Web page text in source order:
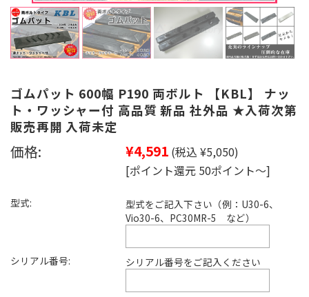
ゴムパット 600幅 P190 両ボルト 【KBL】 ナッ
ト・ワッシャー付 高品質 新品 社外品 ★入荷次第
販売再開 入荷未定
価格: ¥4,591 (税込 ¥5,050)
[ポイント還元 50ポイント～]
型式:
型式をご記入下さい（例：U30-6、
Vio30-6、PC30MR-5 など）
シリアル番号: シリアル番号をご記入ください